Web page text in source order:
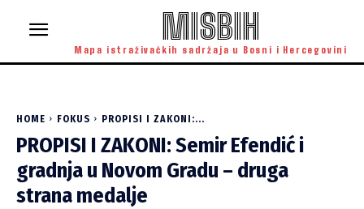
MISBIH
Mapa istraživačkih sadržaja u Bosni i Hercegovini
HOME FOKUS PROPISI I ZAKONI:...
PROPISI I ZAKONI: Semir Efendić i
gradnja u Novom Gradu – druga
strana medalje